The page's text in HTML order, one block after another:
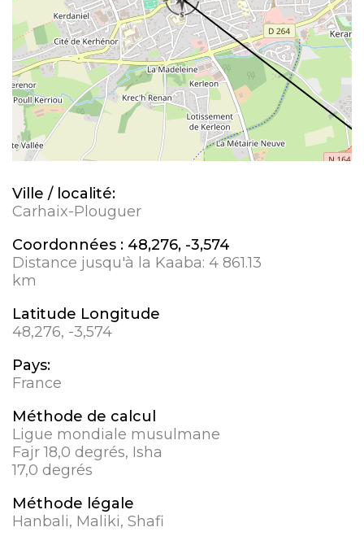
Ville / localité:
Carhaix-Plouguer
Coordonnées : 48,276, -3,574
Distance jusqu'à la Kaaba: 4 861.13
km
Latitude Longitude
48,276, -3,574
Pays:
France
Méthode de calcul
Ligue mondiale musulmane
Fajr 18,0 degrés, Isha
17,0 degrés
Méthode légale
Hanbali, Maliki, Shafi